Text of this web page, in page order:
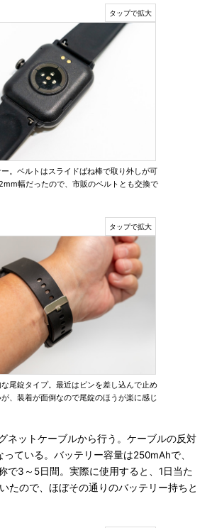
。ベルトはスライドばね棒で取り外しが可
幅だったので、市販のベルトとも交換で
尾錠タイプ。最近はピンを差し込んで止め
、装着が面倒なので尾錠のほうが楽に感じ
ネットケーブルから行う。ケーブルの反対
ている。バッテリー容量は250mAhで、
で3～5日間。実際に使用すると、1日当た
たので、ほぼその通りのバッテリー持ちと